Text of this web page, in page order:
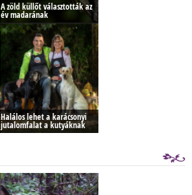
A zöld küllőt választották az
év madarának
Halálos lehet a karácsonyi
jutalomfalat a kutyáknak